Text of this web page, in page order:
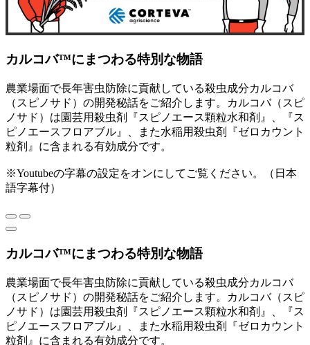
カルコバ™にまつわる特別な物語
農業場面で長年害虫防除に貢献している殺虫成分カルコバ
（スピノサド）の開発秘話をご紹介します。カルコバ（スピ
ノサド）は園芸用殺虫剤『スピノエース顆粒水和剤』、『ス
ピノエースフロアブル』、また水稲用殺虫剤『ゼロカウント
粒剤』に含まれる有効成分です。
※Youtubeの字幕の設定をオンにしてご覧ください。（日本
語字幕付）
カルコバ™にまつわる特別な物語
農業場面で長年害虫防除に貢献している殺虫成分カルコバ
（スピノサド）の開発秘話をご紹介します。カルコバ（スピ
ノサド）は園芸用殺虫剤『スピノエース顆粒水和剤』、『ス
ピノエースフロアブル』、また水稲用殺虫剤『ゼロカウント
粒剤』に含まれる有効成分です。